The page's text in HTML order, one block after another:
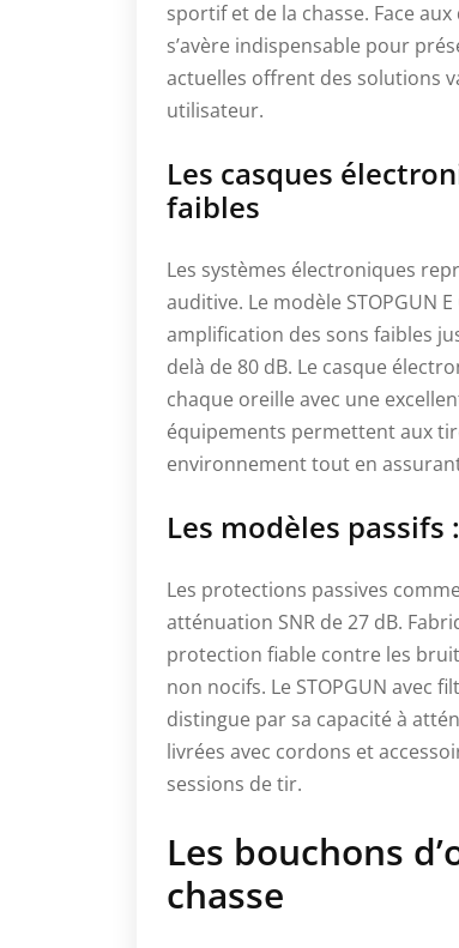
sportif et de la chasse. Face
s’avère indispensable pour
actuelles offrent des solutions
utilisateur.
Les casques
faibles
Les systèmes électroniques
auditive. Le modèle STOPGUN
amplification des sons faibles
delà de 80 dB. Le casque
chaque oreille avec une
équipements permettent aux
environnement tout en
Les modèles
Les protections passives
atténuation SNR de 27 dB.
protection fiable contre les
non nocifs. Le STOPGUN avec
distingue par sa capacité à
livrées avec cordons et
sessions de tir.
Les bouchons
chasse